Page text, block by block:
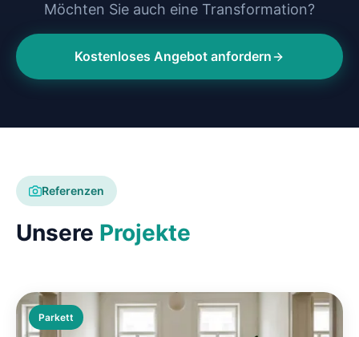
Möchten Sie auch eine Transformation?
Kostenloses Angebot anfordern
Referenzen
Unsere Projekte
Parkett